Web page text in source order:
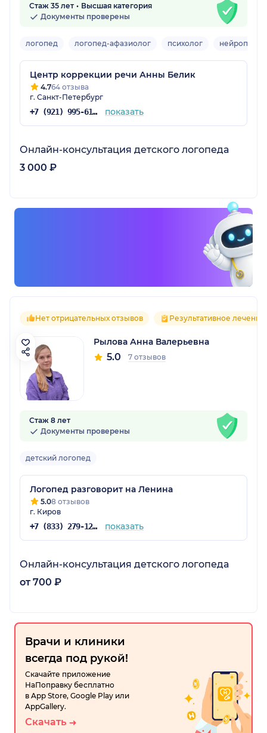
Стаж 35 лет
Высшая категория
Документы проверены
логопед логопед-афазиолог психолог
Центр коррекции речи Анны Белик
4.764 отзыва
г. Санкт-Петербург
+7 (921) 995-61-57 показать
Онлайн-консультация детского логопеда
3 000 ₽
Нет отрицательных отзывов Результативное лечение
Рылова Анна Валерьевна
5.0 7 отзывов
Стаж 8 лет
Документы проверены
детский логопед
Логопед разговорит на Ленина
5.08 отзывов
г. Киров
+7 (833) 279-12-71 показать
Онлайн-консультация детского логопеда
от 700 ₽
Врачи и клиники
всегда под рукой!
Скачайте приложение
НаПоправку бесплатно
в App Store, Google Play или
AppGallery.
Скачать